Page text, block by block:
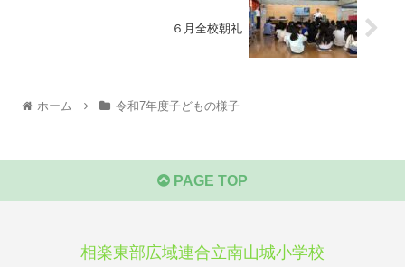
６月全校朝礼
ホーム 令和7年度子どもの様子
PAGE TOP
相楽東部広域連合立南山城小学校